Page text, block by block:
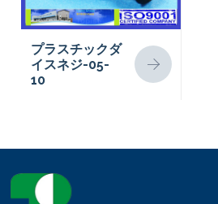
プラスチックダ
イスネジ-05-
10